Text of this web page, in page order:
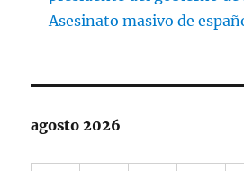
Asesinato masivo de
agosto 2026